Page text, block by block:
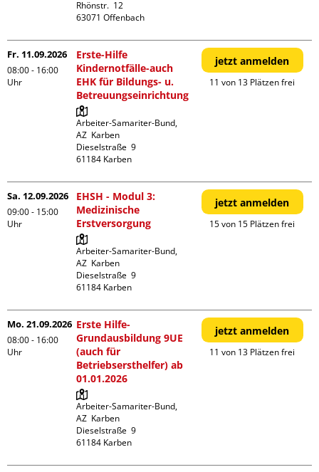
Rhönstr.  12
Fr. 11.09.2026
08:00 - 16:00
Uhr
Erste-Hilfe
Kindernotfälle-auch
EHK für Bildungs- u.
Betreuungseinrichtung
Arbeiter-Samariter-Bund,
AZ  Karben
Dieselstraße  9
jetzt anmelden
11 von 13 Plätzen frei
Sa. 12.09.2026
09:00 - 15:00
Uhr
EHSH - Modul 3:
Medizinische
Erstversorgung
Arbeiter-Samariter-Bund,
AZ  Karben
Dieselstraße  9
jetzt anmelden
15 von 15 Plätzen frei
Mo. 21.09.2026
08:00 - 16:00
Uhr
Erste Hilfe-
Grundausbildung 9UE
(auch für
Betriebsersthelfer) ab
01.01.2026
Arbeiter-Samariter-Bund,
AZ  Karben
Dieselstraße  9
jetzt anmelden
11 von 13 Plätzen frei